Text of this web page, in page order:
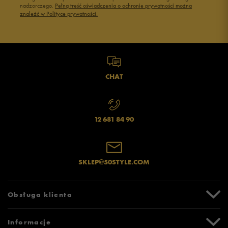
Buty Fila damskie
Buty Reebok damskie
Buty damskie 37
nadzorczego. Pełną treść oświadczenia o ochronie prywatności można
znaleźć w Polityce prywatności.
CHAT
12 681 84 90
SKLEP@50STYLE.COM
Obsługa klienta
Informacje